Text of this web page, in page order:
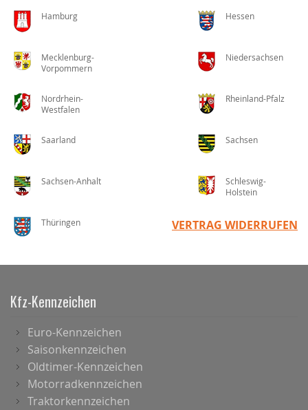
Hamburg Hessen
Mecklenburg-
Vorpommern
Niedersachsen
Nordrhein-
Westfalen
Rheinland-Pfalz
Saarland Sachsen
Sachsen-Anhalt
Schleswig-
Holstein
Thüringen VERTRAG WIDERRUFEN
Kfz-Kennzeichen
Euro-Kennzeichen
Saisonkennzeichen
Oldtimer-Kennzeichen
Motorradkennzeichen
Traktorkennzeichen